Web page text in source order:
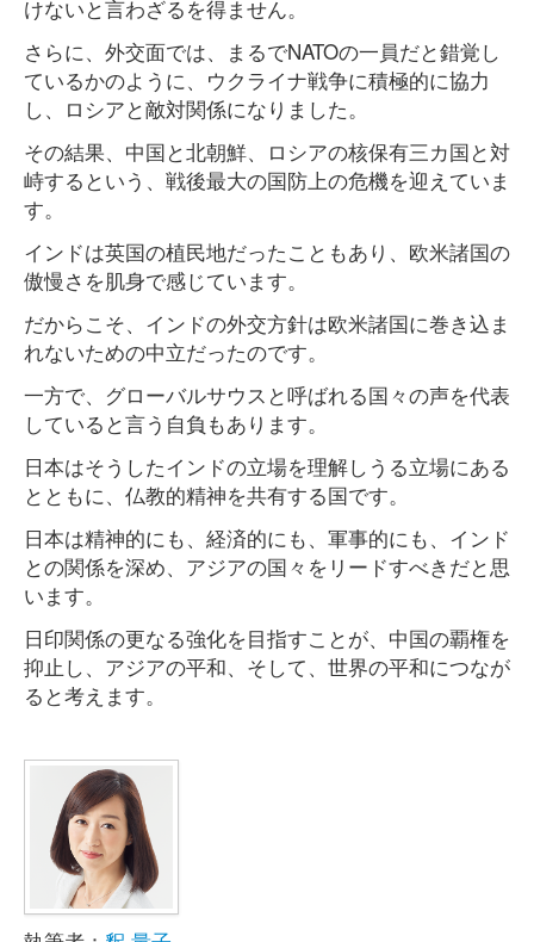
けないと言わざるを得ません。
さらに、外交面では、まるでNATOの一員だと錯覚し
ているかのように、ウクライナ戦争に積極的に協力
し、ロシアと敵対関係になりました。
その結果、中国と北朝鮮、ロシアの核保有三カ国と対
峙するという、戦後最大の国防上の危機を迎えていま
す。
インドは英国の植民地だったこともあり、欧米諸国の
傲慢さを肌身で感じています。
だからこそ、インドの外交方針は欧米諸国に巻き込ま
れないための中立だったのです。
一方で、グローバルサウスと呼ばれる国々の声を代表
していると言う自負もあります。
日本はそうしたインドの立場を理解しうる立場にある
とともに、仏教的精神を共有する国です。
日本は精神的にも、経済的にも、軍事的にも、インド
との関係を深め、アジアの国々をリードすべきだと思
います。
日印関係の更なる強化を目指すことが、中国の覇権を
抑止し、アジアの平和、そして、世界の平和につなが
ると考えます。